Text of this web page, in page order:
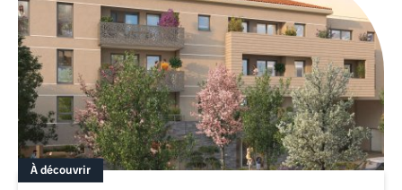
À découvrir